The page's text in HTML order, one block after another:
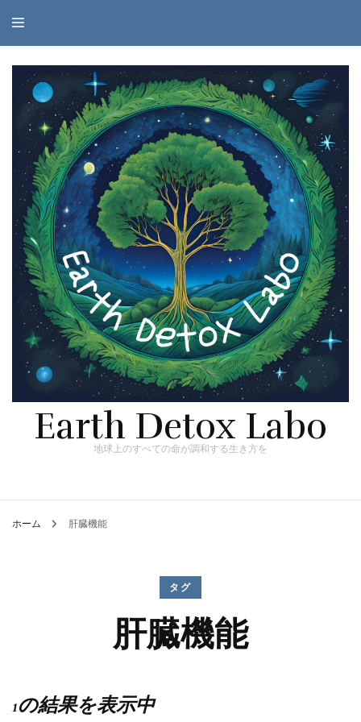
Earth Detox Labo
地球上のすべての命が調和する生き方を
ホーム 肝臓機能
タグ
肝臓機能
1の結果を表示中